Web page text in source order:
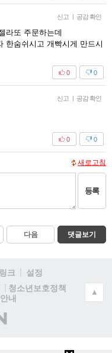
신고 | 공감 확인
라또 주문하는데
한숨쉬시고 개빡시게 만드시
0
0
신고 | 공감 확인
0
0
새로고침
등록
다음 댓글보기
크
설정
청소년보호정책
내
▲